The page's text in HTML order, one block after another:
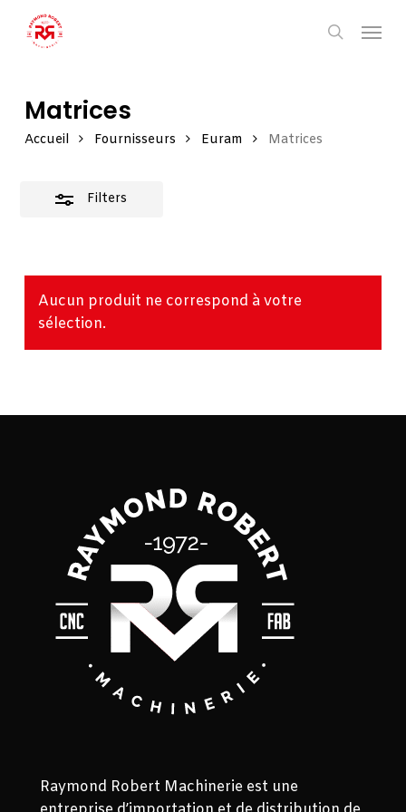
search
Matrices
Accueil Fournisseurs Euram Matrices
Filters
Close
Aucun produit ne correspond à votre
sélection.
Raymond Robert Machinerie est une